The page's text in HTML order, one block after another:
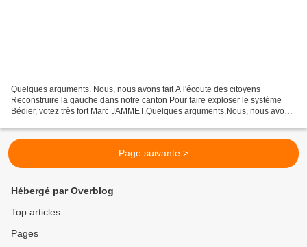
Quelques arguments. Nous, nous avons fait A l'écoute des citoyens
Reconstruire la gauche dans notre canton Pour faire exploser le système
Bédier, votez très fort Marc JAMMET.Quelques arguments.Nous, nous avons
Page suivante >
Hébergé par Overblog
Top articles
Pages